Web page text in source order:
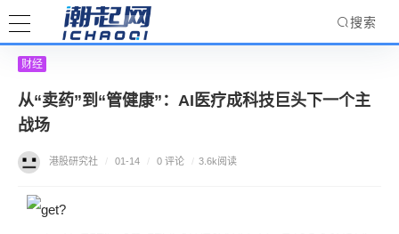
搜索
财经
从“卖药”到“管健康”：AI医疗成科技巨头下一个主
战场
港股研究社 / 01-14 / 0 评论 / 3.6k阅读